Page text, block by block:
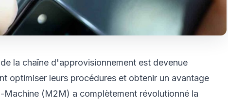
la chaîne d'approvisionnement est devenue
optimiser leurs procédures et obtenir un avantage
(M2M) a complètement révolutionné la